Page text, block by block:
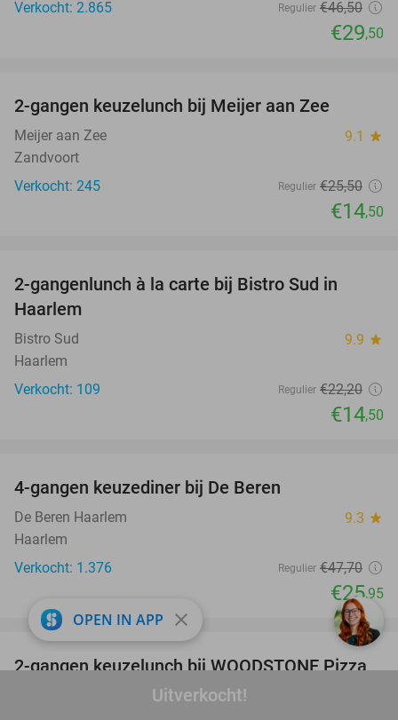
Uitverkocht!
Verkocht: 2.865
Regulier €46,50
€29,50
2-gangen keuzelunch bij Meijer aan Zee
Meijer aan Zee 9.1 star
Zandvoort
Verkocht: 245
Regulier €25,50
€14,50
2-gangenlunch à la carte bij Bistro Sud in
Haarlem
Bistro Sud 9.9 star
Haarlem
Verkocht: 109
Regulier €22,20
€14,50
4-gangen keuzediner bij De Beren
De Beren Haarlem 9.3 star
Haarlem
Verkocht: 1.376
Regulier €47,70
€25,95
46%
favorite_border
2-gangen keuzelunch bij WOODSTONE Pizza
And Wine Haarlem
OPEN IN APP close